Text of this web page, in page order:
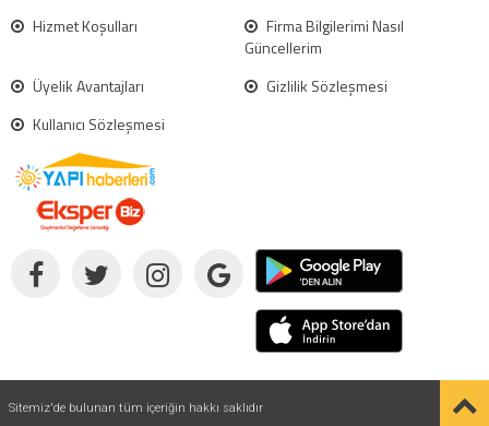
Hizmet Koşulları
Firma Bilgilerimi Nasıl
Güncellerim
Üyelik Avantajları
Gizlilik Sözleşmesi
Kullanıcı Sözleşmesi
Sitemiz'de bulunan tüm içeriğin hakkı saklıdır